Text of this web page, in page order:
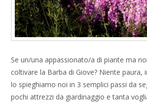
Se un/una appassionato/a di piante ma
coltivare la Barba di Giove? Niente
lo spieghiamo noi in 3 semplici passi da
pochi attrezzi da giardinaggio e tanta